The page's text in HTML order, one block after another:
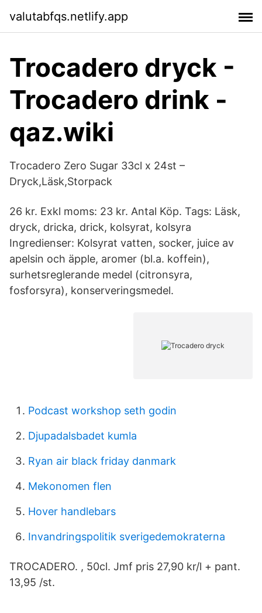
valutabfqs.netlify.app
Trocadero dryck -
Trocadero drink -
qaz.wiki
Trocadero Zero Sugar 33cl x 24st –
Dryck,Läsk,Storpack
26 kr. Exkl moms: 23 kr. Antal Köp. Tags: Läsk,
dryck, dricka, drick, kolsyrat, kolsyra
Ingredienser: Kolsyrat vatten, socker, juice av
apelsin och äpple, aromer (bl.a. koffein),
surhetsreglerande medel (citronsyra,
fosforsyra), konserveringsmedel.
Podcast workshop seth godin
Djupadalsbadet kumla
Ryan air black friday danmark
Mekonomen flen
Hover handlebars
Invandringspolitik sverigedemokraterna
TROCADERO. , 50cl. Jmf pris 27,90 kr/l + pant.
13,95 /st.